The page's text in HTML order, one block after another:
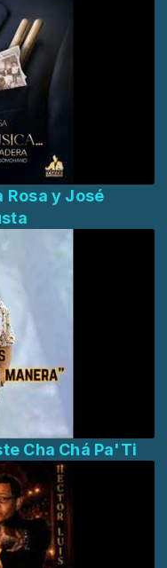
Rosa y José
Cha Chá Pa'Ti